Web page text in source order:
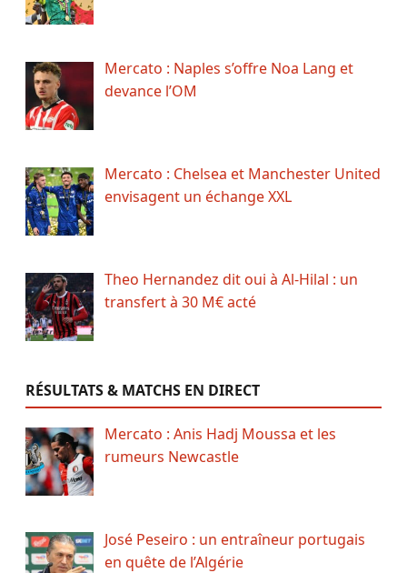
Mercato : Naples s’offre Noa Lang et
devance l’OM
Mercato : Chelsea et Manchester United
envisagent un échange XXL
Theo Hernandez dit oui à Al-Hilal : un
transfert à 30 M€ acté
RÉSULTATS & MATCHS EN DIRECT
Mercato : Anis Hadj Moussa et les
rumeurs Newcastle
José Peseiro : un entraîneur portugais
en quête de l’Algérie